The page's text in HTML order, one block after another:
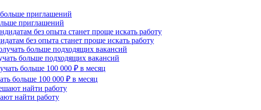
приглашений
без опыта станет проще искать работу
больше подходящих вакансий
больше 100 000 ₽ в месяц
найти работу